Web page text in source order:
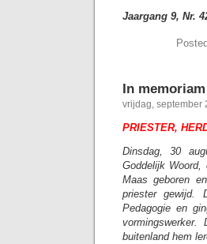
Jaargang 9, Nr.
In
vrijdag, september
PRIESTER,
Dinsdag, 30
Goddelijk
Maas geboren
priester gewijd.
Pedagogie en
buitenland hem